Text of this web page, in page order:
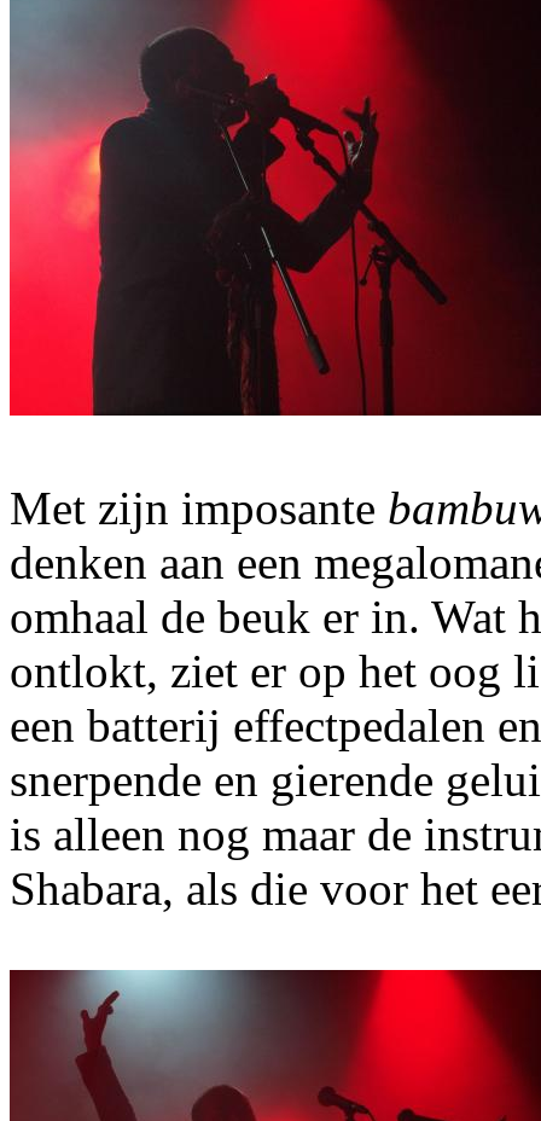
Met zijn imposante
denken aan een
omhaal de beuk er in. Wat
ontlokt, ziet er op het oog
een batterij effectpedalen
snerpende en gierende
is alleen nog maar de
Shabara, als die voor het